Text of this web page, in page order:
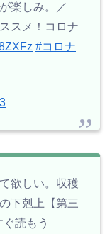
楽しみ。／
スメ！コロナ
#コロナ
欲しい。収穫
下剋上【第三
読もう